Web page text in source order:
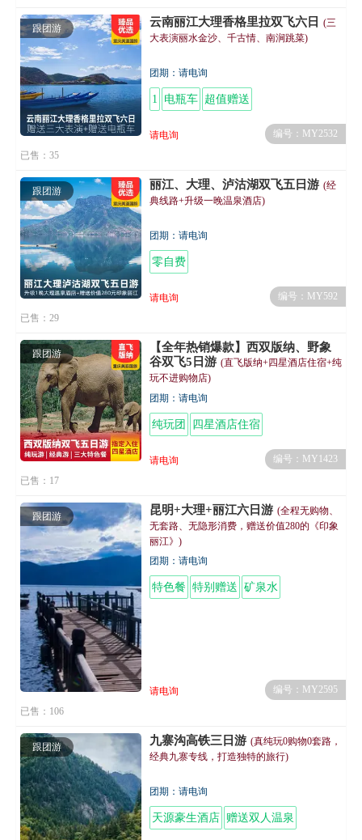
跟团游 云南丽江大理香格里拉双飞六日 (三
大表演丽水金沙、千古情、南涧跳菜)
团期：请电询
1 电瓶车 超值赠送
请电询
编号：MY2532
已售：35
跟团游 丽江、大理、泸沽湖双飞五日游 (经
典线路+升级一晚温泉酒店)
团期：请电询
零自费
请电询
编号：MY592
已售：29
跟团游
【全年热销爆款】西双版纳、野象
谷双飞5日游 (直飞版纳+四星酒店住宿+纯
玩不进购物店)
团期：请电询
纯玩团 四星酒店住宿
请电询
编号：MY1423
已售：17
跟团游 昆明+大理+丽江六日游 (全程无购物、
无套路、无隐形消费，赠送价值280的《印象
丽江》)
团期：请电询
特色餐 特别赠送 矿泉水
请电询
编号：MY2595
已售：106
跟团游 九寨沟高铁三日游 (真纯玩0购物0套路，
经典九寨专线，打造独特的旅行)
团期：请电询
天源豪生酒店 赠送双人温泉